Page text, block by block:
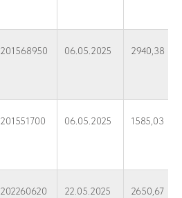
201568950 06.05.2025 2940,38
201551700 06.05.2025 1585,03
202260620 22.05.2025 2650,67